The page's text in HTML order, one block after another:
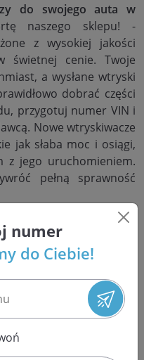
do swojego auta w
naszego sklepu! -
z wysokiej jakości
cenie. Twoje
a wysłane wtryski
dobrać części
przygotuj numer VIN i
Nowe wtryskiwacze
jak słaba moc i osiągi,
z jego uruchomieniem.
pełną sprawność
w
numer
do Ciebie!